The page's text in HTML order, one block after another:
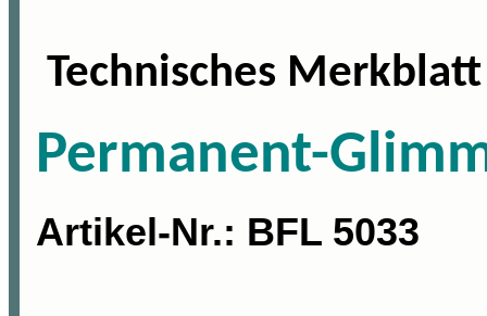
Technisches Merkblatt
Permanent-
Artikel-Nr.: BFL 5033